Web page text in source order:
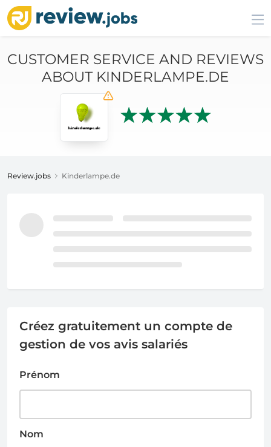
CUSTOMER SERVICE AND REVIEWS
ABOUT KINDERLAMPE.DE
Review.jobs Kinderlampe.de
Créez gratuitement un compte de
gestion de vos avis salariés
Prénom
Nom